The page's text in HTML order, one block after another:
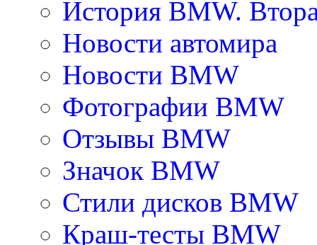
История BMW.
Новости автомира
Новости BMW
Фотографии BMW
Отзывы BMW
Значок BMW
Стили дисков BMW
Краш-тесты BMW